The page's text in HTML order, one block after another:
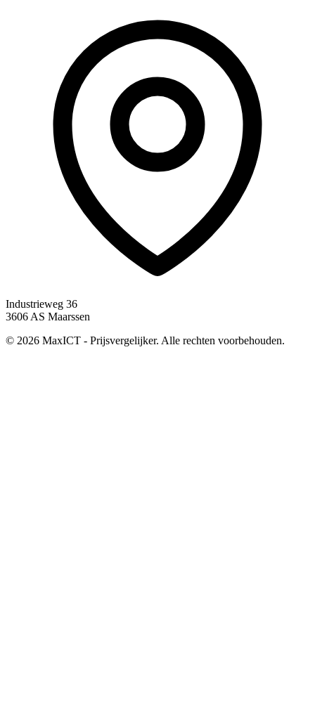
Industrieweg 36
3606 AS Maarssen
© 2026 MaxICT - Prijsvergelijker. Alle rechten voorbehouden.